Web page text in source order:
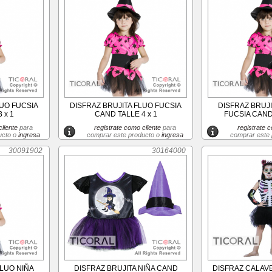
FUCSIA
x 1
para
o ingresa
DISFRAZ BRUJITA FLUO FUCSIA
CAND TALLE 4 x 1
registrate como clientepara
comprar este producto o ingresa
DISFRAZ
FUCSIA
registrate
comprar este
30091902
NIÑA
30164000
DISFRAZ BRUJITA NIÑA CAND DISFRAZ